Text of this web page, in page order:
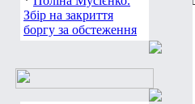
Збір на закриття
боргу за обстеження